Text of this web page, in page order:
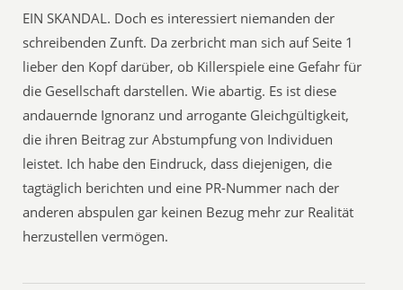
EIN SKANDAL. Doch es interessiert niemanden der
schreibenden Zunft. Da zerbricht man sich auf Seite 1
lieber den Kopf darüber, ob Killerspiele eine Gefahr für
die Gesellschaft darstellen. Wie abartig. Es ist diese
andauernde Ignoranz und arrogante Gleichgültigkeit,
die ihren Beitrag zur Abstumpfung von Individuen
leistet. Ich habe den Eindruck, dass diejenigen, die
tagtäglich berichten und eine PR-Nummer nach der
anderen abspulen gar keinen Bezug mehr zur Realität
herzustellen vermögen.